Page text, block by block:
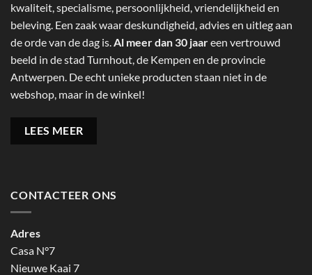
kwaliteit, specialisme, persoonlijkheid, vriendelijkheid en
beleving. Een zaak waar deskundigheid, advies en uitleg aan
de orde van de dag is.Al meer dan 30 jaareen vertrouwd
beeld in de stad Turnhout, de Kempen en de provincie
Antwerpen. De echt unieke producten staan niet in de
webshop, maar in de winkel!
LEES MEER
CONTACTEER ONS
Adres
Casa N°7
Nieuwe Kaai 7